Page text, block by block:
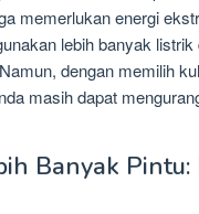
memerlukan energi
lebih banyak
dengan memilih
masih dapat
Banyak Pintu: